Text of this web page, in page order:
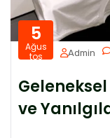
5
Ağus
tos
Admin
ve